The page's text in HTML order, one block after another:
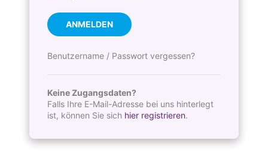
ANMELDEN
Benutzername / Passwort vergessen?
Keine Zugangsdaten?
Falls Ihre E-Mail-Adresse bei uns hinterlegt
ist, können Sie sich hier registrieren.